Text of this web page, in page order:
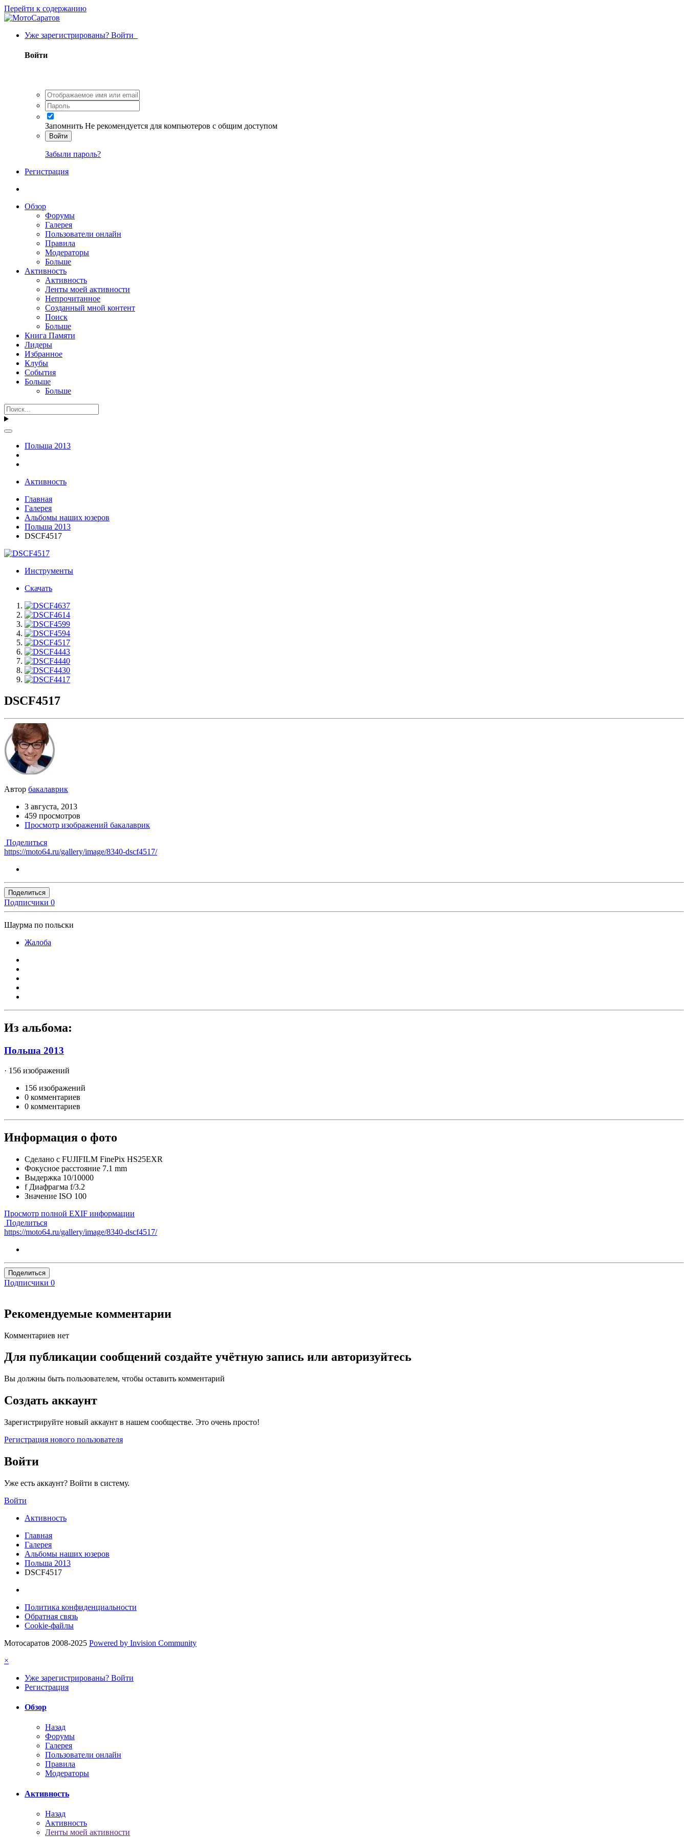
Перейти к содержанию
Уже зарегистрированы? Войти
Войти
Запомнить Не рекомендуется для компьютеров с общим доступом
Войти
Забыли пароль?
Регистрация
Обзор
Форумы
Галерея
Пользователи онлайн
Правила
Модераторы
Больше
Активность
Активность
Ленты моей активности
Непрочитанное
Созданный мной контент
Поиск
Больше
Книга Памяти
Лидеры
Избранное
Клубы
События
Больше
Больше
Польша 2013
Активность
Главная
Галерея
Альбомы наших юзеров
Польша 2013
DSCF4517
Инструменты
Скачать
DSCF4517
Автор бакалаврик
3 августа, 2013
459 просмотров
Просмотр изображений бакалаврик
Поделиться
https://moto64.ru/gallery/image/8340-dscf4517/
Поделиться
Подписчики 0
Шаурма по польски
Жалоба
Из альбома:
Польша 2013
· 156 изображений
156 изображений
0 комментариев
0 комментариев
Информация о фото
Сделано с FUJIFILM FinePix HS25EXR
Фокусное расстояние 7.1 mm
Выдержка 10/10000
f Диафрагма f/3.2
Значение ISO 100
Просмотр полной EXIF информации
Поделиться
https://moto64.ru/gallery/image/8340-dscf4517/
Поделиться
Подписчики 0
Рекомендуемые комментарии
Комментариев нет
Для публикации сообщений создайте учётную запись или авторизуйтесь
Вы должны быть пользователем, чтобы оставить комментарий
Создать аккаунт
Зарегистрируйте новый аккаунт в нашем сообществе. Это очень просто!
Регистрация нового пользователя
Войти
Уже есть аккаунт? Войти в систему.
Войти
Активность
Главная
Галерея
Альбомы наших юзеров
Польша 2013
DSCF4517
Политика конфиденциальности
Обратная связь
Cookie-файлы
Мотосаратов 2008-2025 Powered by Invision Community
×
Уже зарегистрированы? Войти
Регистрация
Обзор
Назад
Форумы
Галерея
Пользователи онлайн
Правила
Модераторы
Активность
Назад
Активность
Ленты моей активности